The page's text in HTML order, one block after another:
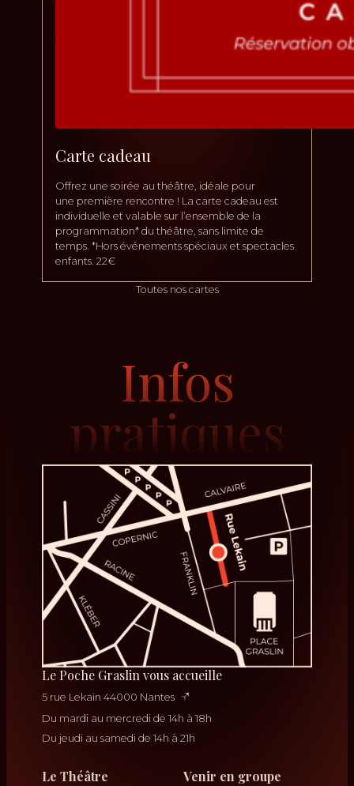
Carte cadeau
Offrez une soirée au théâtre, idéale pour
une première rencontre ! La carte cadeau est
individuelle et valable sur l’ensemble de la
programmation* du théâtre, sans limite de
temps. *Hors événements spéciaux et spectacles
enfants. 22€
Toutes nos cartes
Infos
pratiques
Le Poche Graslin vous accueille
5 rue Lekain 44000 Nantes
Du mardi au mercredi de 14h à 18h
Du jeudi au samedi de 14h à 21h
Le Théâtre Venir en groupe